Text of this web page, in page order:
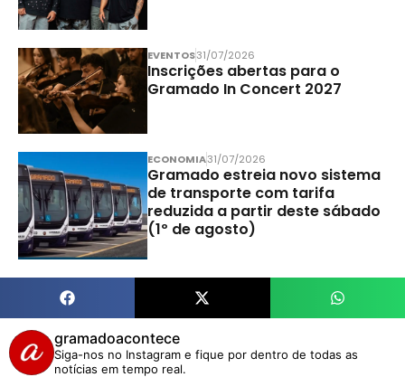
EVENTOS31/07/2026
Inscrições abertas para o
Gramado In Concert 2027
ECONOMIA31/07/2026
Gramado estreia novo sistema
de transporte com tarifa
reduzida a partir deste sábado
(1º de agosto)
gramadoacontece
Siga-nos no Instagram e fique por dentro de todas as
notícias em tempo real.